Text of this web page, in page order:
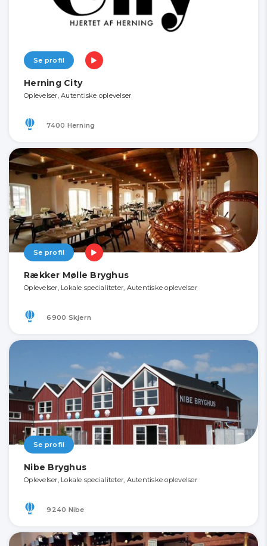
Se profil
Herning City
Oplevelser, Autentiske oplevelser
7400 Herning
Se profil
Rækker Mølle Bryghus
Oplevelser, Lokale specialiteter, Autentiske oplevelser
6900 Skjern
Se profil
Nibe Bryghus
Oplevelser, Lokale specialiteter, Autentiske oplevelser
9240 Nibe